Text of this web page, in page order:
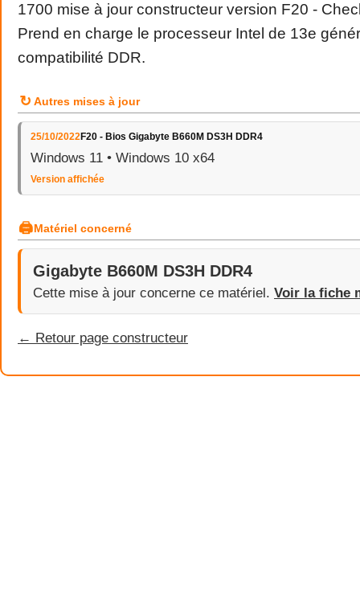
1700 mise à jour constructeur version F20 -
Prend en charge le processeur Intel de 13e
compatibilité DDR.
↻ Autres mises à jour
25/10/2022F20 - Bios Gigabyte B660M DS3H DDR4
Windows 11 • Windows 10 x64
Version affichée
🖨Matériel concerné
Gigabyte B660M DS3H DDR4
Cette mise à jour concerne ce matériel. Voir la fiche
← Retour page constructeur